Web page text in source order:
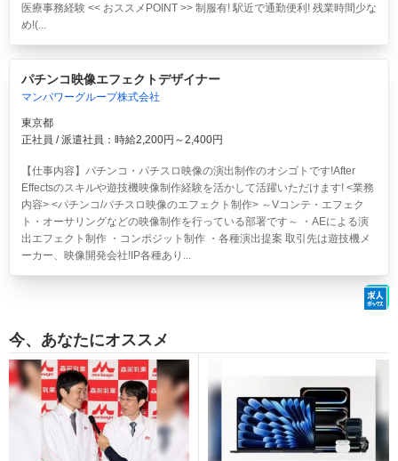
医療事務経験 << おススメPOINT >> 制服有! 駅近で通勤便利! 残業時間少な
め!(...
パチンコ映像エフェクトデザイナー
マンパワーグループ株式会社
東京都
正社員 / 派遣社員：時給2,200円～2,400円
【仕事内容】パチンコ・パチスロ映像の演出制作のオシゴトです!After
Effectsのスキルや遊技機映像制作経験を活かして活躍いただけます! <業務
内容> <パチンコ/パチスロ映像のエフェクト制作> ～Vコンテ・エフェク
ト・オーサリングなどの映像制作を行っている部署です～ ・AEによる演
出エフェクト制作 ・コンポジット制作 ・各種演出提案 取引先は遊技機メ
ーカー、映像開発会社!IP各種あり...
今、あなたにオススメ